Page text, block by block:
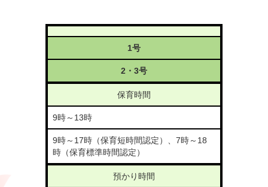
1号
2・3号
保育時間
9時～13時
9時～17時（保育短時間認定）、7時～18
時（保育標準時間認定）
預かり時間